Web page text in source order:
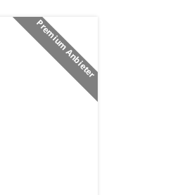
Premium Anbieter